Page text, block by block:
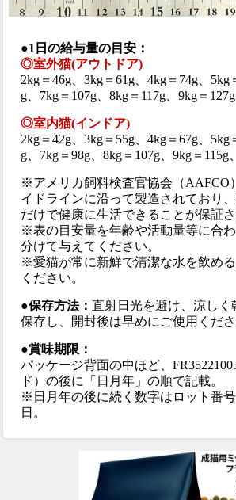
●1日の給与量の目安：
◎室外猫(アウトドア)
2kg＝46g、3kg＝61g、4kg＝74g、5kg
g、7kg＝107g、8kg＝117g、9kg＝
◎室内猫(インドア)
2kg＝42g、3kg＝55g、4kg＝67g、5kg
g、7kg＝98g、8kg＝107g、9kg＝115g
※アメリカ飼料検査官協会（AAFCO
イドラインに沿って製造されており
だけで健康に生活できることが保証さ
※表の目安量を年齢や活動量等に合
分けて与えてください。
※愛猫が常に新鮮で清潔な水を飲め
ください。
●保存方法：直射日光を避け、涼しく
保存し、開封後は早めにご使用くださ
●賞味期限：
パッケージ背面の中ほど、
ド）の後に「日月年」の順で記載。
※日月年の後に続く数字はロット番
日。